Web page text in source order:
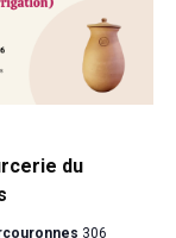
du
306